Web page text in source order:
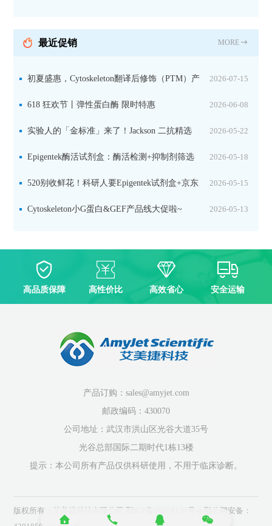
最近促销 MORE
2026-07-15
初夏盛惠，Cytoskeleton翻译后修饰（PTM）产
品线放价啦！ 2026-06-08
618 狂欢节丨弹性蛋白酶 限时特惠
2026-05-22
实验人的「金标准」来了！Jackson 二抗精选
限时一口价，手慢无！ 2026-05-18
Epigentek酶活试剂盒：酶活检测+抑制剂筛选
双赋能，下单即赠京东卡 2026-05-15
520别收鲜花！科研人要Epigentek试剂盒+京东
卡！ 2026-05-13
Cytoskeleton小G蛋白&GEF产品线大促啦~
高品质保障 高性价比 高效省心 安全运输
产品订购：sales@amyjet.com
邮政编码：430070
公司地址：武汉市洪山区光谷大道35号
光谷总部国际二期时代1栋13楼
提示：本公司所有产品仅供科研使用，不用于临床诊断。
版权所有：艾美捷科技有限公司 鄂ICP备10204150号-1
鄂公网安备：